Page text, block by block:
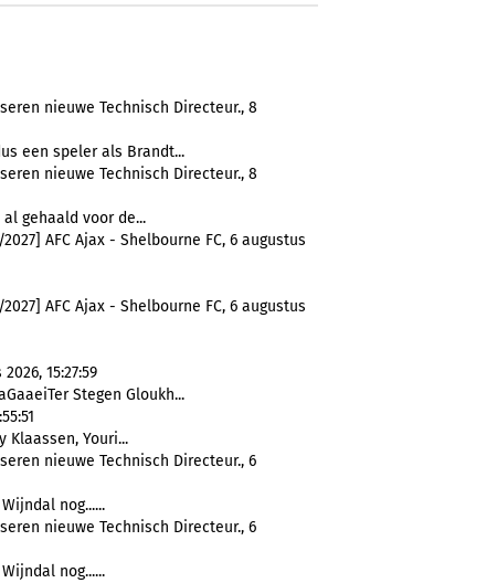
nieuwe Technisch Directeur., 8
een speler als Brandt...
nieuwe Technisch Directeur., 8
gehaald voor de...
AFC Ajax - Shelbourne FC, 6 augustus
AFC Ajax - Shelbourne FC, 6 augustus
15:27:59
Stegen Gloukh...
Klaassen, Youri...
nieuwe Technisch Directeur., 6
nog......
nieuwe Technisch Directeur., 6
nog......